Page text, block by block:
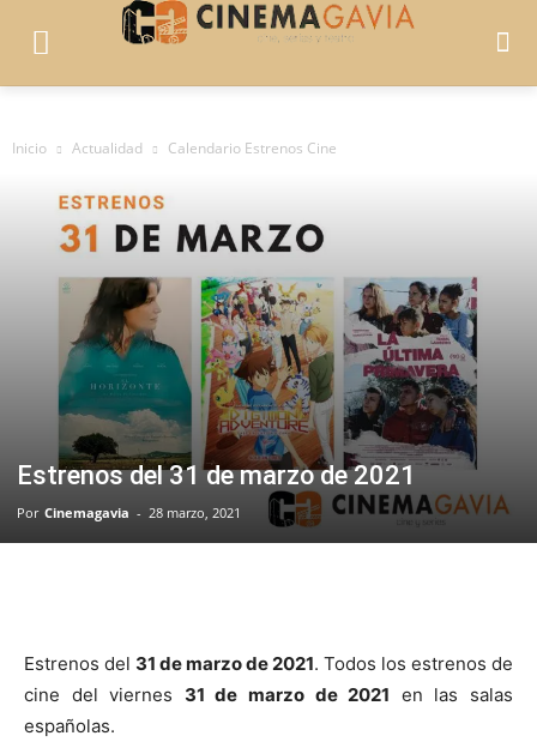
Inicio Actualidad Calendario Estrenos Cine
Estrenos del 31 de marzo de 2021
Por Cinemagavia - 28 marzo, 2021
Estrenos del 31 de marzo de 2021. Todos los estrenos de
cine del viernes 31 de marzo de 2021 en las salas
españolas.